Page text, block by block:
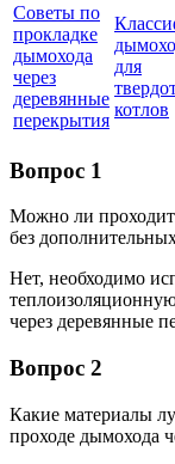
Советы по
прокладке
дымохода
через
деревянные
перекрытия
для
котлов
Вопрос 1
Можно ли
без
Нет, необходимо
через деревянные
Вопрос 2
Какие материалы
проходе дымохода